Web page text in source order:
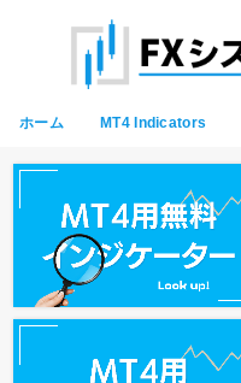
ホーム MT4 Indicators